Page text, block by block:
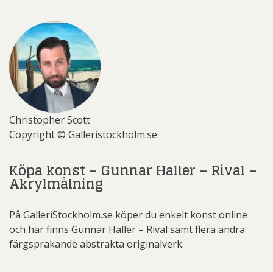
Christopher Scott
Copyright © Galleristockholm.se
Köpa konst – Gunnar Haller – Rival –
Akrylmålning
På GalleriStockholm.se köper du enkelt konst online
och här finns Gunnar Haller – Rival samt flera andra
färgsprakande abstrakta originalverk.